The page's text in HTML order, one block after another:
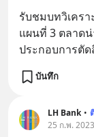
รับชมบทวิเครา
แผนที่ 3 ตลาด
ประกอบการตัด
บันทึก
LH Bank •
25 ก.พ.